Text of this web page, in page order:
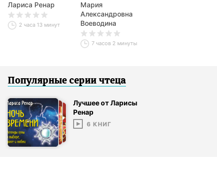
от авторов
БОМБОРЫ
Лариса Ренар
2 часа 13 минут
Путеводитель в
мир тепла для
всей семьи
Мария
Александровна
Воеводина
7 часов 2 минуты
Популярные серии чтеца
Лучшее от Ларисы
Ренар
6 КНИГ